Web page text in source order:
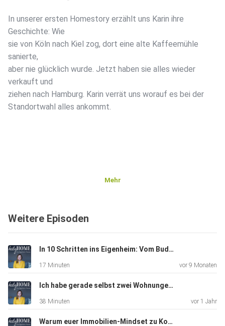
In unserer ersten Homestory erzählt uns Karin ihre
Geschichte: Wie
sie von Köln nach Kiel zog, dort eine alte Kaffeemühle
sanierte,
aber nie glücklich wurde. Jetzt haben sie alles wieder
verkauft und
ziehen nach Hamburg. Karin verrät uns worauf es bei der
Standortwahl alles ankommt.
Mehr
Weitere Episoden
In 10 Schritten ins Eigenheim: Vom Budget bis zur Übergabe
17 Minuten vor 9 Monaten
Ich habe gerade selbst zwei Wohnungen gekauft - meine persönlichen Erfahrungen #97
38 Minuten vor 1 Jahr
Warum euer Immobilien-Mindset zu Konflikten und Blockaden führen kann #96